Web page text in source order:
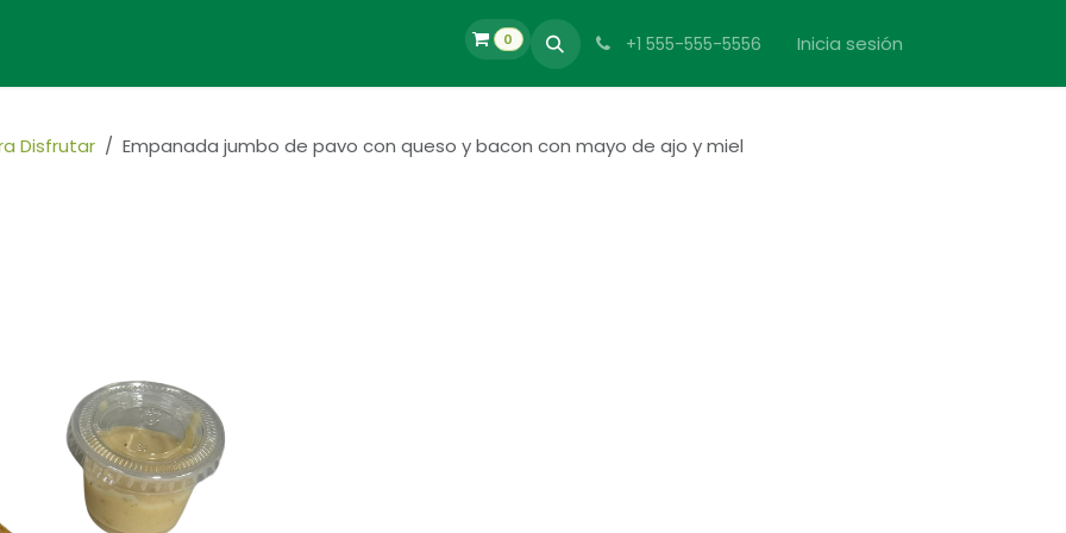
Empleos
0 +1 555-555-5556 Inicia sesión
Disfrutar Empanada jumbo de pavo con queso y bacon con mayo de ajo y miel